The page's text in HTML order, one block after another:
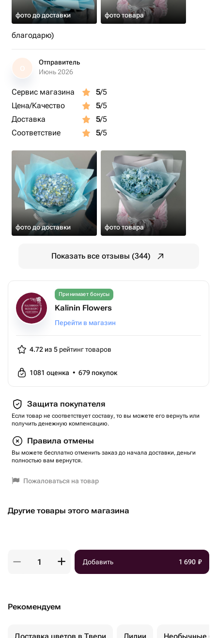
фото до доставки фото товара
благодарю)
О
Отправитель
Июнь 2026
Сервис магазина 5/5
Цена/Качество
5/5
Доставка
5/5
Соответствие
5/5
фото до доставки фото товара
Показать все отзывы (344)
Принимает бонусы
Kalinin Flowers
Перейти в магазин
4.72 из 5 рейтинг товаров
1081 оценка • 679 покупок
Защита покупателя
Если товар не соответствует составу, то вы можете его вернуть или
получить денежную компенсацию.
Правила отмены
Вы можете бесплатно отменить заказ до начала доставки, деньги
полностью вам вернутся.
Пожаловаться на товар
Другие товары этого магазина
Добавить 1 690 ₽
Рекомендуем